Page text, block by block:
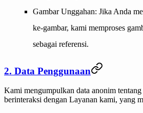
Gambar Unggahan: Jika Anda
ke-gambar, kami memproses
sebagai referensi.
2. Data Penggunaan
Kami mengumpulkan data anonim
berinteraksi dengan Layanan kami, yang